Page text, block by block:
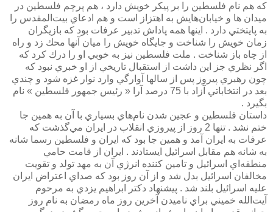
كه هم نام فلسطين را بر پيكر خويش دارد ، هم پرچم فلسطين در
ميدان ها و خيابان‌هايش به اهتزاز است و هم ادعاي بيت‌المقدس را
به پايتختي دارد . اينها همه پاداش تدبير عرفات بود كه بازيگران
زمان خويش را شناخت و جايگاه خويش را ميان آنها محك زد و راه
از چاه باز شناخت . ملت فلسطين نيز به خوبي او را درك كرد كه
اگر نظري جز اين داشت از استقبال تاريخي از او خبري نبود كه
چون رهبري پيروز پس از سالها آوارگي وارد نوار غزه شود و چندي
بعد در انتخاباتي آزاد با 75 درصد آرا « رئيس جمهور فلسطين » نام
بگيرد .
داستان فلسطين و عجين شدن نام‌هاي بسياري با آن به همين جا
ختم نشد . تنها 2 روز از پيروزي انقلاب در ايران مي‌گذشت كه
عرفات به ايران آمد و همين جا بود كه ايران و فلسطين رسما شانه
به شانه هم مقابل اسرائيل ايستادند . ايران از قامت حامي
منطقه‌اي اسرائيل و تامين كننده انرژي آن به مهد تولد و تقويت
مخالفان اسرائيل بدل شد و از آن روز بود كه صداي اعتراض ايران
عليه اسرائيل بلند شد . پيشنهاد دكتر ابراهيم يزدي به مرحوم
آيت‌الله خميني براي ناميدن آخرين روز ماه رمضان به نام روز